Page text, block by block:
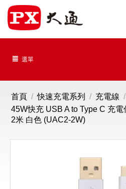
選單
首頁 / 快速充電系列 / 充電線 /
45W快充 USB A to Type C 充
2米 白色 (UAC2-2W)